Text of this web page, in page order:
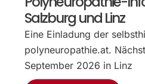
Salzburg und Linz
Eine Einladung der
polyneuropathie.at.
September 2026 in Linz